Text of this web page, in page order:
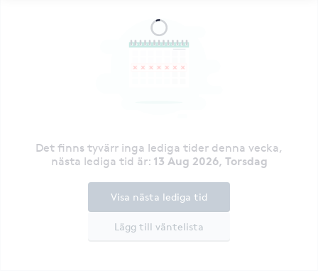
Det finns tyvärr inga lediga tider denna vecka,
nästa lediga tid är: 13 Aug 2026, Torsdag
Lägg till väntelista
Visa nästa lediga tid